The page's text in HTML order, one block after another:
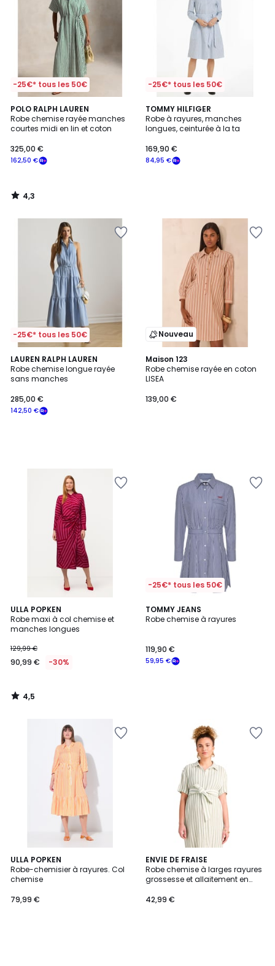
-25€* tous les 50€
POLO RALPH LAUREN
Robe chemise rayée manches
courtes midi en lin et coton
162,50 €
325,00 €
4,3
/ 5
4,3
/
-25€* tous les 50€
TOMMY HILFIGER
Robe à rayures, manches
longues, ceinturée à la ta
84,95 €
169,90 €
-25€* tous les 50€
LAUREN RALPH LAUREN
Robe chemise longue rayée
sans manches
142,50 €
285,00 €
Nouveau
Maison 123
Robe chemise rayée en coton
LISEA
139,00 €
ULLA POPKEN
Robe maxi à col chemise et
manches longues
129,99 €
90,99 € -30%
4,5
/ 5
4,5
/
-25€* tous les 50€
TOMMY JEANS
Robe chemise à rayures
59,95 €
119,90 €
ULLA POPKEN
Robe-chemisier à rayures. Col
chemise
79,99 €
ENVIE DE FRAISE
Robe chemise à larges rayures
grossesse et allaitement en
42,99 €